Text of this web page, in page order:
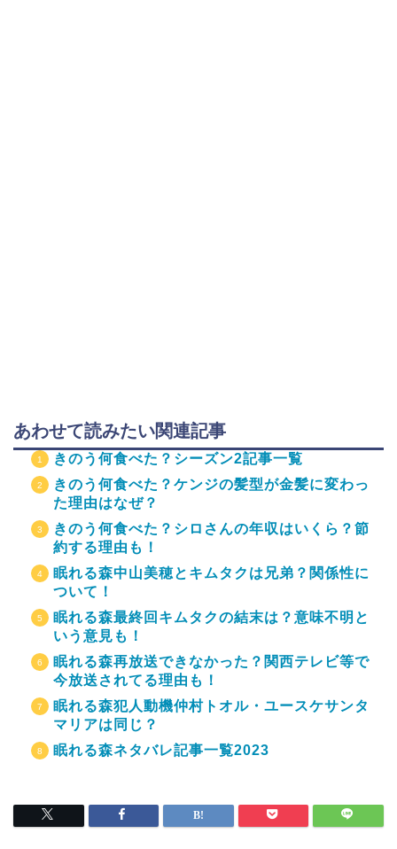
あわせて読みたい関連記事
きのう何食べた？シーズン2記事一覧
きのう何食べた？ケンジの髪型が金髪に変わっ
た理由はなぜ？
きのう何食べた？シロさんの年収はいくら？節
約する理由も！
眠れる森中山美穂とキムタクは兄弟？関係性に
ついて！
眠れる森最終回キムタクの結末は？意味不明と
いう意見も！
眠れる森再放送できなかった？関西テレビ等で
今放送されてる理由も！
眠れる森犯人動機仲村トオル・ユースケサンタ
マリアは同じ？
眠れる森ネタバレ記事一覧2023